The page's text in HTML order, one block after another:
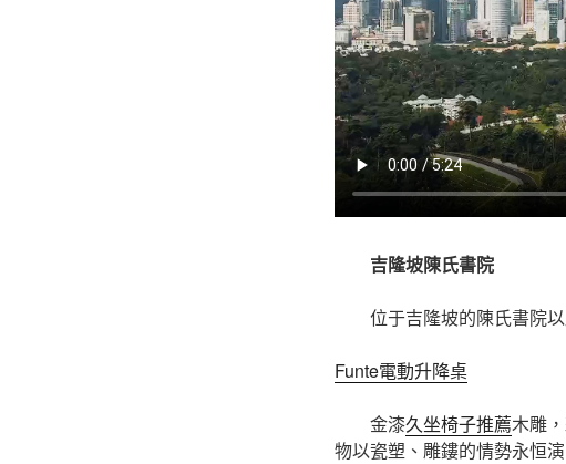
吉隆坡陳氏書院
位于吉隆坡的陳氏書院
Funte電動升降桌
金漆久坐椅子推薦木雕
物以瓷塑、雕鏤的情勢永恒